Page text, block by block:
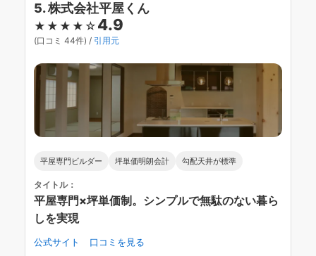
5. 株式会社平屋くん
★★★★☆ 4.9
(口コミ 44件) / 引用元
平屋専門ビルダー 坪単価明朗会計 勾配天井が標準
タイトル：
平屋専門×坪単価制。シンプルで無駄のない暮ら
しを実現
公式サイト 口コミを見る